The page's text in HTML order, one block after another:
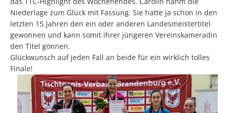
Niederlage zum Glück mit Fassung. Sie hatte ja schon in den
letzten 15 Jahren den ein oder anderen Landesmeistertitel
gewonnen und kann somit ihrer jüngeren Vereinskameradin
den Titel gönnen.
Glückwunsch auf jeden Fall an beide für ein wirklich tolles
Finale!